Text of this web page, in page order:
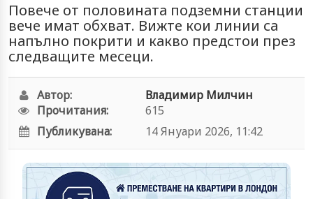
Повече от половината подземни станции
вече имат обхват. Вижте кои линии са
напълно покрити и какво предстои през
следващите месеци.
Автор:
Владимир Милчин
Прочитания:
615
Публикувана:
14 Януари 2026, 11:42